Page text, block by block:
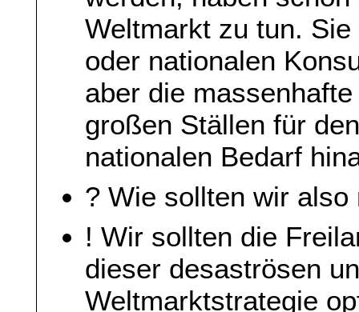
Weltmarkt zu tun.
oder nationalen
aber die
großen Ställen für
nationalen Bedarf
? Wie sollten wir
! Wir sollten die
dieser desaströsen
Weltmarktstrategie